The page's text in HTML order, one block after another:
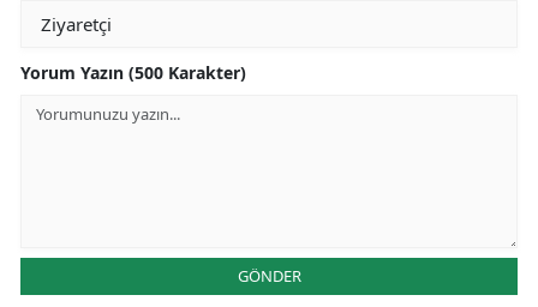
Yorum Yazın (500 Karakter)
GÖNDER